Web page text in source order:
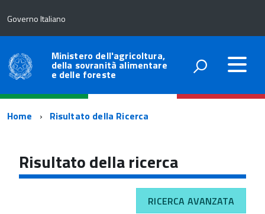
Governo Italiano
Ministero dell'agricoltura,
della sovranità alimentare
e delle foreste
Percorso
navigazione
Home Risultato della Ricerca
Risultato della ricerca
RICERCA AVANZATA